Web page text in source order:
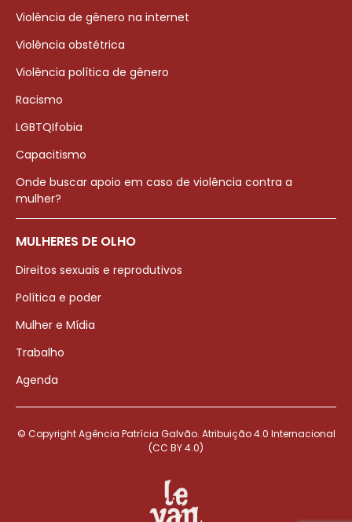
Violência de gênero na internet
Violência obstétrica
Violência política de gênero
Racismo
LGBTQIfobia
Capacitismo
Onde buscar apoio em caso de violência contra a
mulher?
MULHERES DE OLHO
Direitos sexuais e reprodutivos
Política e poder
Mulher e Mídia
Trabalho
Agenda
© Copyright Agência Patrícia Galvão. Atribuição 4.0 Internacional
(CC BY 4.0)